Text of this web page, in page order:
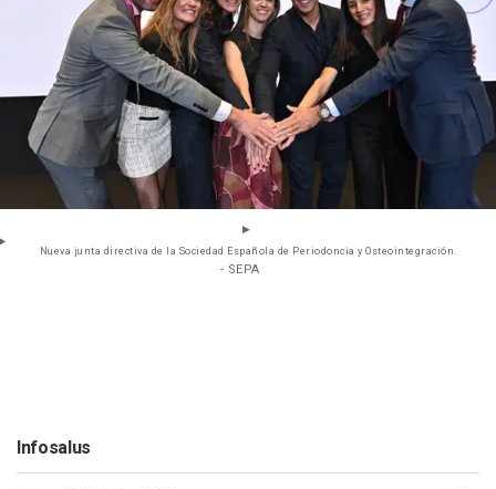
Nueva junta directiva de la Sociedad Española de Periodoncia y Osteointegración.
- SEPA
Infosalus